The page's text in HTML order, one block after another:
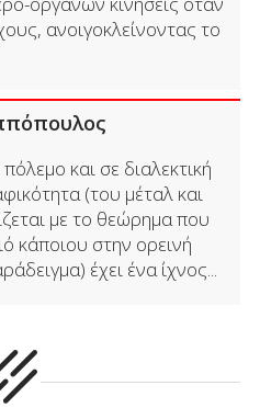
ανοιγοκλείνοντας το
και σε διαλεκτική
(του μέταλ και
με το θεώρημα που
κάποιου στην ορεινή
έχει ένα ίχνος...